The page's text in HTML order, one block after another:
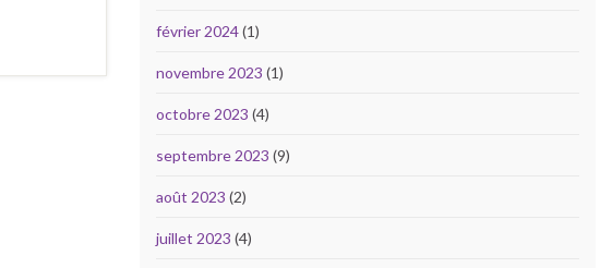
février 2024(1)
novembre 2023 (1)
octobre 2023 (4)
septembre 2023 (9)
août 2023 (2)
juillet 2023 (4)